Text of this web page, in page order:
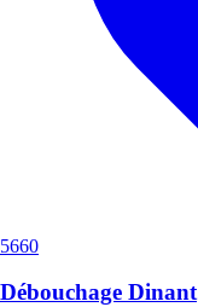
5660
Débouchage Dinant